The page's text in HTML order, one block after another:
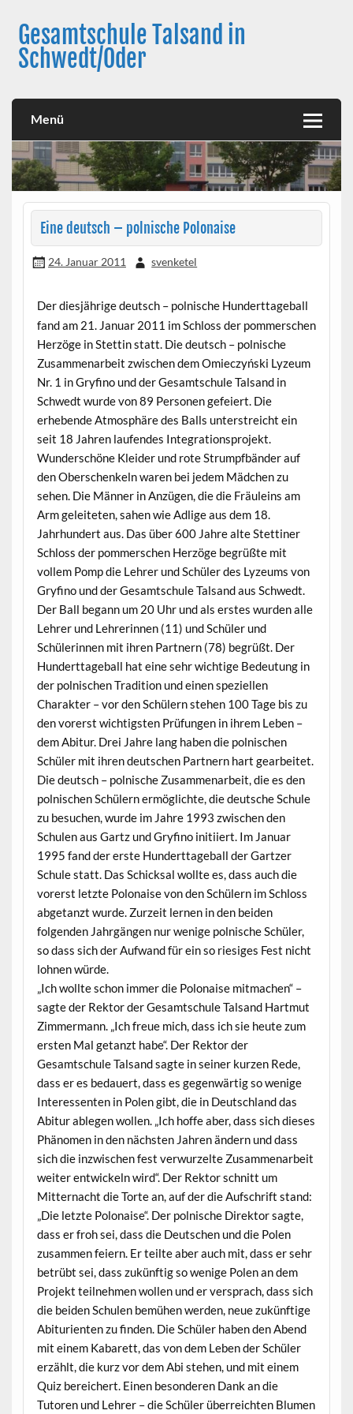
contentGesamtschule Talsand in
Schwedt/Oder
Menü
Eine deutsch – polnische Polonaise
24. Januar 2011 svenketel
Der diesjährige deutsch – polnische Hunderttageball
fand am 21. Januar 2011 im Schloss der pommerschen
Herzöge in Stettin statt. Die deutsch – polnische
Zusammenarbeit zwischen dem Omieczyński Lyzeum
Nr. 1 in Gryfino und der Gesamtschule Talsand in
Schwedt wurde von 89 Personen gefeiert. Die
erhebende Atmosphäre des Balls unterstreicht ein
seit 18 Jahren laufendes Integrationsprojekt.
Wunderschöne Kleider und rote Strumpfbänder auf
den Oberschenkeln waren bei jedem Mädchen zu
sehen. Die Männer in Anzügen, die die Fräuleins am
Arm geleiteten, sahen wie Adlige aus dem 18.
Jahrhundert aus. Das über 600 Jahre alte Stettiner
Schloss der pommerschen Herzöge begrüßte mit
vollem Pomp die Lehrer und Schüler des Lyzeums von
Gryfino und der Gesamtschule Talsand aus Schwedt.
Der Ball begann um 20 Uhr und als erstes wurden alle
Lehrer und Lehrerinnen (11) und Schüler und
Schülerinnen mit ihren Partnern (78) begrüßt. Der
Hunderttageball hat eine sehr wichtige Bedeutung in
der polnischen Tradition und einen speziellen
Charakter – vor den Schülern stehen 100 Tage bis zu
den vorerst wichtigsten Prüfungen in ihrem Leben –
dem Abitur. Drei Jahre lang haben die polnischen
Schüler mit ihren deutschen Partnern hart gearbeitet.
Die deutsch – polnische Zusammenarbeit, die es den
polnischen Schülern ermöglichte, die deutsche Schule
zu besuchen, wurde im Jahre 1993 zwischen den
Schulen aus Gartz und Gryfino initiiert. Im Januar
1995 fand der erste Hunderttageball der Gartzer
Schule statt. Das Schicksal wollte es, dass auch die
vorerst letzte Polonaise von den Schülern im Schloss
abgetanzt wurde. Zurzeit lernen in den beiden
folgenden Jahrgängen nur wenige polnische Schüler,
so dass sich der Aufwand für ein so riesiges Fest nicht
lohnen würde.
„Ich wollte schon immer die Polonaise mitmachen“ –
sagte der Rektor der Gesamtschule Talsand Hartmut
Zimmermann. „Ich freue mich, dass ich sie heute zum
ersten Mal getanzt habe“. Der Rektor der
Gesamtschule Talsand sagte in seiner kurzen Rede,
dass er es bedauert, dass es gegenwärtig so wenige
Interessenten in Polen gibt, die in Deutschland das
Abitur ablegen wollen. „Ich hoffe aber, dass sich dieses
Phänomen in den nächsten Jahren ändern und dass
sich die inzwischen fest verwurzelte Zusammenarbeit
weiter entwickeln wird“. Der Rektor schnitt um
Mitternacht die Torte an, auf der die Aufschrift stand:
„Die letzte Polonaise“. Der polnische Direktor sagte,
dass er froh sei, dass die Deutschen und die Polen
zusammen feiern. Er teilte aber auch mit, dass er sehr
betrübt sei, dass zukünftig so wenige Polen an dem
Projekt teilnehmen wollen und er versprach, dass sich
die beiden Schulen bemühen werden, neue zukünftige
Abiturienten zu finden. Die Schüler haben den Abend
mit einem Kabarett, das von dem Leben der Schüler
erzählt, die kurz vor dem Abi stehen, und mit einem
Quiz bereichert. Einen besonderen Dank an die
Tutoren und Lehrer – die Schüler überreichten Blumen